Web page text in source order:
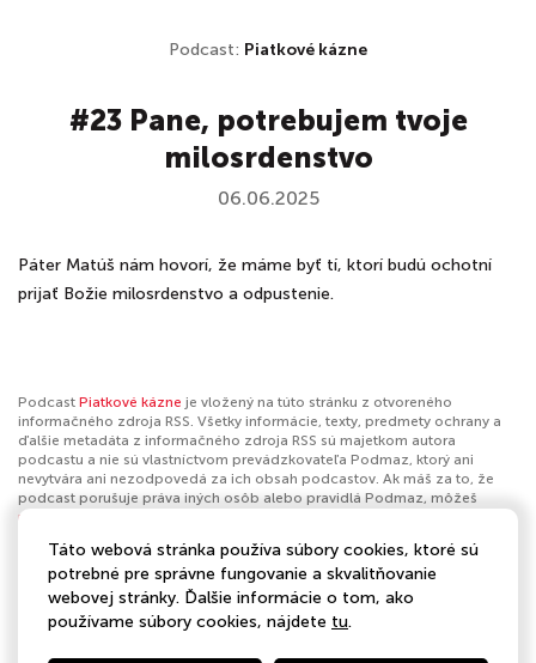
Podcast: Piatkové kázne
#23 Pane, potrebujem tvoje
milosrdenstvo
06.06.2025
Páter Matúš nám hovorí, že máme byť tí, ktorí budú ochotní
prijať Božie milosrdenstvo a odpustenie.
Podcast Piatkové kázne je vložený na túto stránku z otvoreného
informačného zdroja RSS. Všetky informácie, texty, predmety ochrany a
ďalšie metadáta z informačného zdroja RSS sú majetkom autora
podcastu a nie sú vlastníctvom prevádzkovateľa Podmaz, ktorý ani
nevytvára ani nezodpovedá za ich obsah podcastov. Ak máš za to, že
podcast porušuje práva iných osôb alebo pravidlá Podmaz, môžeš
nahlásiť obsah
Autor:Podcasty Spoločenstva Piar
Kategórie:Náboženstvo a spiritualita, Kresťanstvo
Táto webová stránka používa súbory cookies, ktoré sú
potrebné pre správne fungovanie a skvalitňovanie
webovej stránky. Ďalšie informácie o tom, ako
používame súbory cookies, nájdete tu.